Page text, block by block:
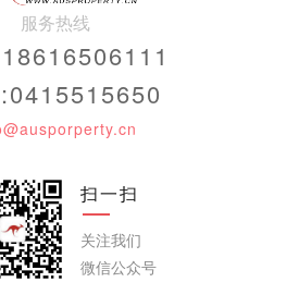
服务热线
扫一扫
关注我们
微信公众号